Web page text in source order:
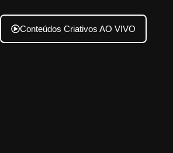
Conteúdos Criativos AO VIVO